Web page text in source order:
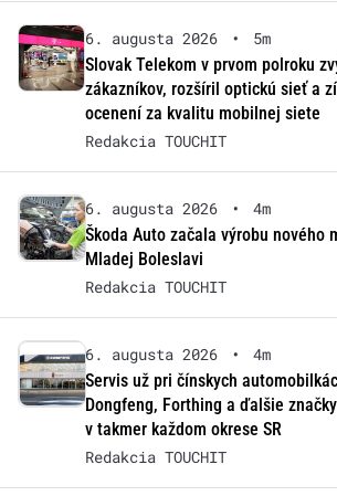
6. augusta 2026 •
5m
Slovak Telekom v prvom polroku
zákazníkov, rozšíril optickú sieť a
ocenení za kvalitu mobilnej siete
Redakcia TOUCHIT
6. augusta 2026 •
4m
Škoda Auto začala výrobu nového
Mladej Boleslavi
Redakcia TOUCHIT
6. augusta 2026 •
4m
Servis už pri čínskych
Dongfeng, Forthing a ďalšie
v takmer každom okrese SR
Redakcia TOUCHIT